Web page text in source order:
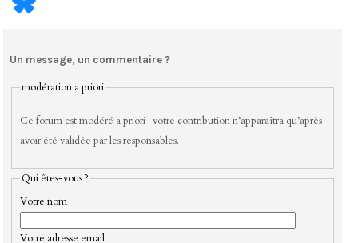
Un message, un commentaire ?
modération a priori
Ce forum est modéré a priori : votre contribution n’apparaîtra qu’après
avoir été validée par les responsables.
Qui êtes-vous ?
Votre nom
Votre adresse email